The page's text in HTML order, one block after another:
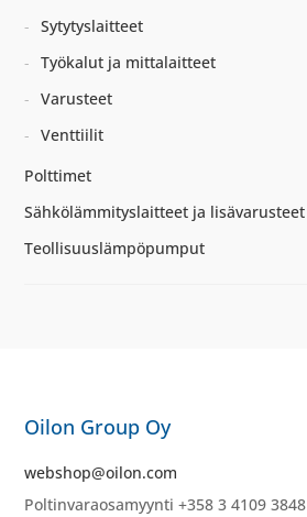
Sytytyslaitteet
Työkalut ja mittalaitteet
Varusteet
Venttiilit
Polttimet
Sähkölämmityslaitteet ja lisävarusteet
Teollisuuslämpöpumput
Oilon Group Oy
webshop@oilon.com
Poltinvaraosamyynti +358 3 4109 3848